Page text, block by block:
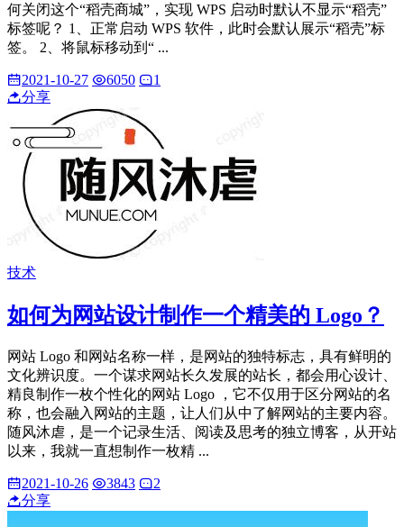
何关闭这个“稻壳商城”，实现 WPS 启动时默认不显示“稻壳”
标签呢？ 1、正常启动 WPS 软件，此时会默认展示“稻壳”标
签。 2、将鼠标移动到“ ...
2021-10-27 6050
1
分享
技术
如何为网站设计制作一个精美的 Logo？
网站 Logo 和网站名称一样，是网站的独特标志，具有鲜明的
文化辨识度。一个谋求网站长久发展的站长，都会用心设计、
精良制作一枚个性化的网站 Logo ，它不仅用于区分网站的名
称，也会融入网站的主题，让人们从中了解网站的主要内容。
随风沐虐，是一个记录生活、阅读及思考的独立博客，从开站
以来，我就一直想制作一枚精 ...
2021-10-26 3843
2
分享